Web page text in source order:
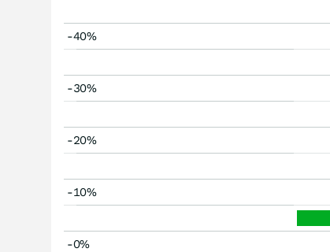
-40%
-30%
-20%
-10%
-0%